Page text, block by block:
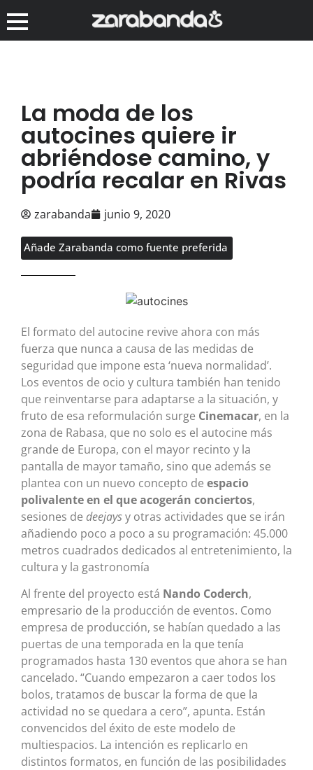
La moda de los
autocines quiere ir
abriéndose camino, y
podría recalar en Rivas
zarabanda junio 9, 2020
Añade Zarabanda como fuente preferida
El formato del autocine revive ahora con más
fuerza que nunca a causa de las medidas de
seguridad que impone esta ‘nueva normalidad’.
Los eventos de ocio y cultura también han tenido
que reinventarse para adaptarse a la situación, y
fruto de esa reformulación surge Cinemacar, en la
zona de Rabasa, que no solo es el autocine más
grande de Europa, con el mayor recinto y la
pantalla de mayor tamaño, sino que además se
plantea con un nuevo concepto de espacio
polivalente en el que acogerán conciertos,
sesiones de deejaysy otras actividades que se irán
añadiendo poco a poco a su programación: 45.000
metros cuadrados dedicados al entretenimiento, la
cultura y la gastronomía
Al frente del proyecto está Nando Coderch,
empresario de la producción de eventos. Como
empresa de producción, se habían quedado a las
puertas de una temporada en la que tenía
programados hasta 130 eventos que ahora se han
cancelado. “Cuando empezaron a caer todos los
bolos, tratamos de buscar la forma de que la
actividad no se quedara a cero”, apunta. Están
convencidos del éxito de este modelo de
multiespacios. La intención es replicarlo en
distintos formatos, en función de las posibilidades